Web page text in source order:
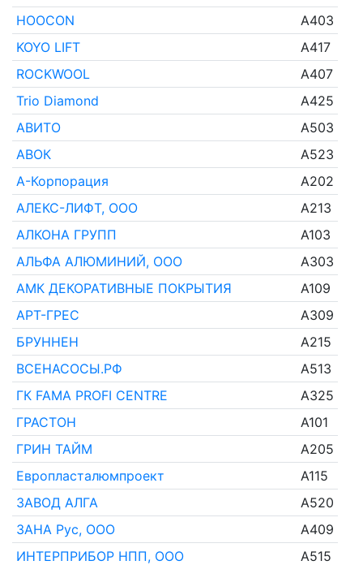
HOOCON
A403
KOYO LIFT
A417
ROCKWOOL
A407
Trio Diamond
A425
АВИТО
A503
АВОК
A523
А-Корпорация
A202
АЛЕКС-ЛИФТ, ООО
A213
АЛКОНА ГРУПП
A103
АЛЬФА АЛЮМИНИЙ, ООО
A303
АМК ДЕКОРАТИВНЫЕ ПОКРЫТИЯ
A109
АРТ-ГРЕС
A309
БРУННЕН
A215
ВСЕНАСОСЫ.РФ
A513
ГК FAMA PROFI CENTRE
A325
ГРАСТОН
A101
ГРИН ТАЙМ
A205
Европласталюмпроект
A115
ЗАВОД АЛГА
A520
ЗАНА Рус, ООО
A409
ИНТЕРПРИБОР НПП, ООО
A515